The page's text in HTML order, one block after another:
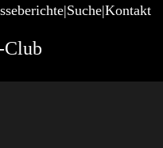
Suche Kontakt
Club